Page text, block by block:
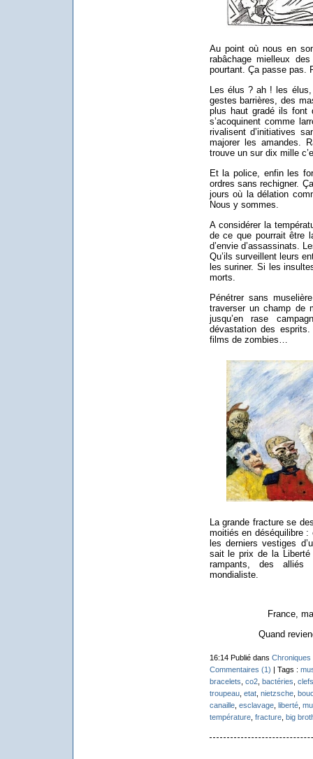
Au point où nous en
rabâchage mielleux
pourtant. Ça passe pas.
Les élus ? ah ! les
gestes barrières, des
plus haut gradé ils font
s’acoquinent comme
rivalisent d’initiatives
majorer les amandes.
trouve un sur dix mille
Et la police, enfin les
ordres sans rechigner.
jours où la délation
Nous y sommes.
A considérer la
de ce que pourrait être
d’envie d’assassinats.
Qu’ils surveillent leurs
les suriner. Si les
morts.
Pénétrer sans
traverser un champ de
jusqu’en rase
dévastation des
films de zombies…
La grande fracture se
moitiés en déséquilibre
les derniers vestiges
sait le prix de la
rampants, des alliés
mondialiste.
France,
Quand
16:14 Publié dans Chroniques
Commentaires (1) | Tags :
bracelets co2, bactéries clefs
troupeau, etat, nietzsche,
canaille, esclavage, liberté,
température, fracture, big